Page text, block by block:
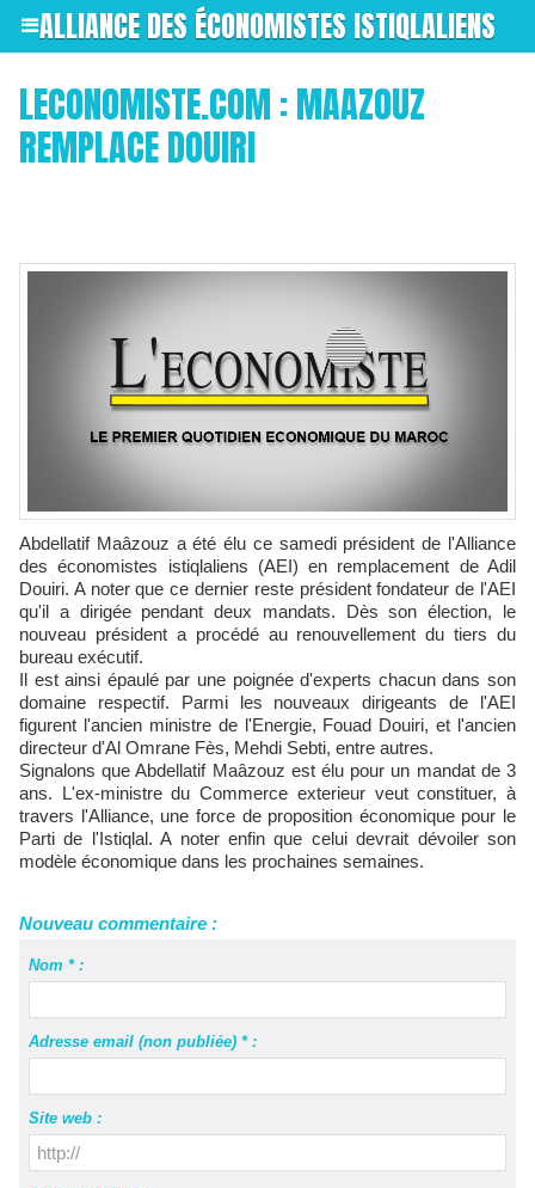
ALLIANCE DES ÉCONOMISTES ISTIQLALIENS
LECONOMISTE.COM : MAAZOUZ
REMPLACE DOUIRI
Abdellatif Maâzouz a été élu ce samedi président de l'Alliance
des économistes istiqlaliens (AEI) en remplacement de Adil
Douiri. A noter que ce dernier reste président fondateur de l'AEI
qu'il a dirigée pendant deux mandats. Dès son élection, le
nouveau président a procédé au renouvellement du tiers du
bureau exécutif.
Il est ainsi épaulé par une poignée d'experts chacun dans son
domaine respectif. Parmi les nouveaux dirigeants de l'AEI
figurent l'ancien ministre de l'Energie, Fouad Douiri, et l'ancien
directeur d'Al Omrane Fès, Mehdi Sebti, entre autres.
Signalons que Abdellatif Maâzouz est élu pour un mandat de 3
ans. L'ex-ministre du Commerce exterieur veut constituer, à
travers l'Alliance, une force de proposition économique pour le
Parti de l'Istiqlal. A noter enfin que celui devrait dévoiler son
modèle économique dans les prochaines semaines.
Nouveau commentaire :
Nom * :
Adresse email (non publiée) * :
Site web :